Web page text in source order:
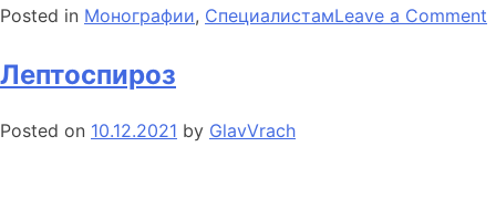
Posted in Монографии, СпециалистамLeave a Comment
Лептоспироз
Posted on 10.12.2021 by GlavVrach